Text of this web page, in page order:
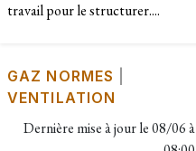
travail pour le structurer....
GAZ NORMES
VENTILATION
Dernière mise à jour le08/06 à